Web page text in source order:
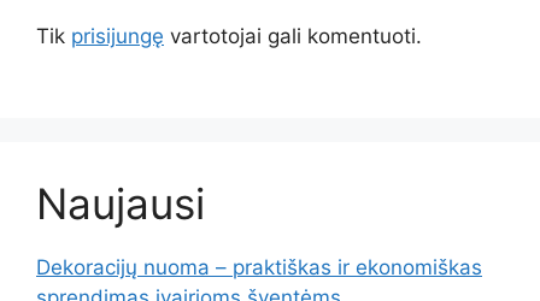
Tik prisijungę vartotojai gali komentuoti.
Naujausi
Dekoracijų nuoma – praktiškas ir ekonomiškas